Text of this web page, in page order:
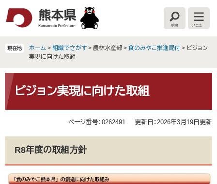
文
検
索
メ
ニ
ー
現在地 ホーム > 組織でさがす > 農林水産部 > 食のみやこ推進局付 > ビジョン
実現に向けた取組
文 ビジョン実現に向けた取組
ページ番号：0262491 更新日：2026年3月19日更新
R8年度の取組方針